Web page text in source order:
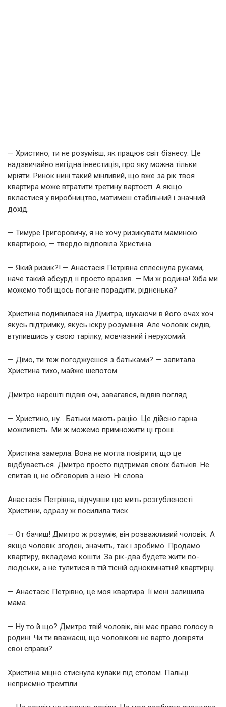
— Христино, ти не розумієш, як працює світ бізнесу. Це
надзвичайно вигідна інвестиція, про яку можна тільки
мріяти. Ринок нині такий мінливий, що вже за рік твоя
квартира може втратити третину вартості. А якщо
вкластися у виробництво, матимеш стабільний і значний
дохід.
— Тимуре Григоровичу, я не хочу ризикувати маминою
квартирою, — твердо відповіла Христина.
— Який ризик?! — Анастасія Петрівна сплеснула руками,
наче такий абсурд її просто вразив. — Ми ж родина! Хіба ми
можемо тобі щось погане порадити, рідненька?
Христина подивилася на Дмитра, шукаючи в його очах хоч
якусь підтримку, якусь іскру розуміння. Але чоловік сидів,
втупившись у свою тарілку, мовчазний і нерухомий.
— Дімо, ти теж погоджуєшся з батьками? — запитала
Христина тихо, майже шепотом.
Дмитро нарешті підвів очі, завагався, відвів погляд.
— Христино, ну… Батьки мають рацію. Це дійсно гарна
можливість. Ми ж можемо примножити ці гроші…
Христина замерла. Вона не могла повірити, що це
відбувається. Дмитро просто підтримав своїх батьків. Не
спитав її, не обговорив з нею. Ні слова.
Анастасія Петрівна, відчувши цю мить розгубленості
Христини, одразу ж посилила тиск.
— От бачиш! Дмитро ж розуміє, він розважливий чоловік. А
якщо чоловік згоден, значить, так і зробимо. Продамо
квартиру, вкладемо кошти. За рік-два будете жити по-
людськи, а не тулитися в тій тісній однокімнатній квартирці.
— Анастасіє Петрівно, це моя квартира. Її мені залишила
мама.
— Ну то й що? Дмитро твій чоловік, він має право голосу в
родині. Чи ти вважаєш, що чоловікові не варто довіряти
свої справи?
Христина міцно стиснула кулаки під столом. Пальці
неприємно тремтіли.